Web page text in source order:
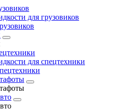
для грузовиков
для спецтехники